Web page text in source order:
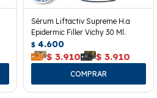
Sérum Liftactiv Supreme H.a
Epidermic Filler Vichy 30 Ml.
$ 4.600
$ 3.910 $ 3.910